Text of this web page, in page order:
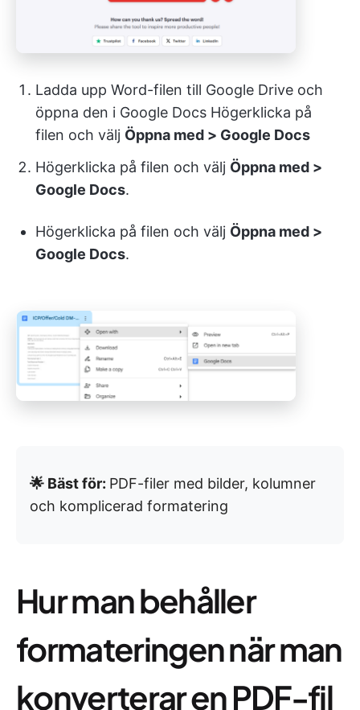
Ladda upp Word-filen till Google Drive och
öppna den i Google Docs Högerklicka på
filen och välj Öppna med > Google Docs
Högerklicka på filen och välj Öppna med >
Google Docs.
Högerklicka på filen och välj Öppna med >
Google Docs.
🌟 Bäst för: PDF-filer med bilder, kolumner
och komplicerad formatering
Hur man behåller
formateringen när man
konverterar en PDF-fil